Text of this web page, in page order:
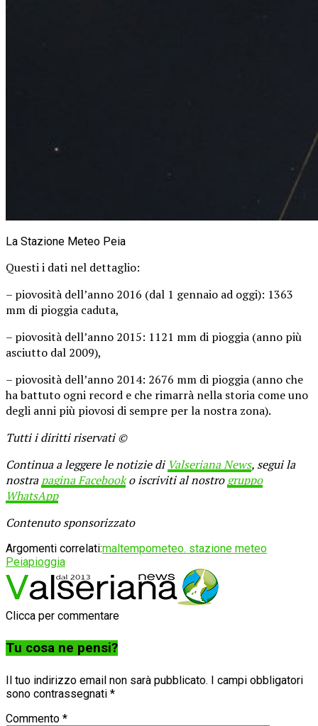
La Stazione Meteo Peia
Questi i dati nel dettaglio:
– piovosità dell’anno 2016 (dal 1 gennaio ad oggi): 1363
mm di pioggia caduta,
– piovosità dell’anno 2015: 1121 mm di pioggia (anno più
asciutto dal 2009),
– piovosità dell’anno 2014: 2676 mm di pioggia (anno che
ha battuto ogni record e che rimarrà nella storia come uno
degli anni più piovosi di sempre per la nostra zona).
Tutti i diritti riservati ©
Continua a leggere le notizie di Valseriana News, segui la
nostrapagina Facebooko iscriviti al nostrogruppo
WhatsApp
Contenuto sponsorizzato
Argomenti correlati:maltempometeo. stazione meteo
Peiapioggia
Clicca per commentare
Tu cosa ne pensi?
Il tuo indirizzo email non sarà pubblicato. I campi obbligatori
sono contrassegnati *
Commento *